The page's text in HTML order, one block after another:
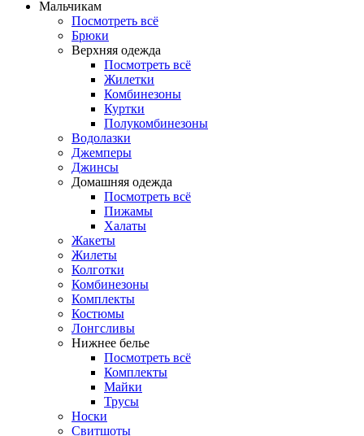
Мальчикам
Посмотреть всё
Брюки
Верхняя одежда
Посмотреть всё
Жилетки
Комбинезоны
Куртки
Полукомбинезоны
Водолазки
Джемперы
Джинсы
Домашняя одежда
Посмотреть всё
Пижамы
Халаты
Жакеты
Жилеты
Колготки
Комбинезоны
Комплекты
Костюмы
Лонгсливы
Нижнее белье
Посмотреть всё
Комплекты
Майки
Трусы
Носки
Свитшоты